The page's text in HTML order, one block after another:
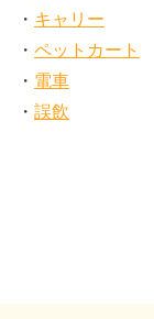
キャリー
ペットカート
電車
誤飲